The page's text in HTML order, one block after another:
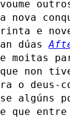
nova
e
dúas
e moitas
non
o deus-
algúns
que